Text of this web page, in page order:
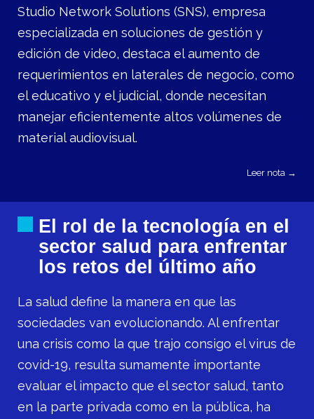
Studio Network Solutions (SNS), empresa
especializada en soluciones de gestión y
edición de video, destaca el aumento de
requerimientos en laterales de negocio, como
el educativo y el judicial, donde necesitan
manejar eficientemente altos volúmenes de
material audiovisual.
Leer nota →
El rol de la tecnología en el
sector salud para enfrentar
los retos del último año
La salud define la manera en que las
sociedades van evolucionando. Al enfrentar
una crisis como la que trajo consigo el virus de
covid-19, resulta sumamente importante
evaluar el impacto que el sector salud, tanto
en la parte privada como en la pública, ha